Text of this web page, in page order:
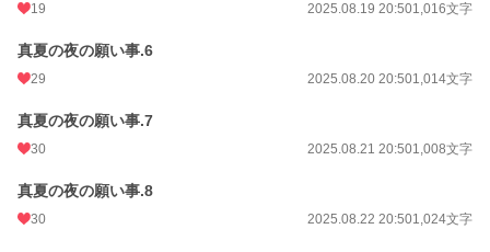
19 2025.08.19 20:501,016文字
真夏の夜の願い事.6
29 2025.08.20 20:501,014文字
真夏の夜の願い事.7
30 2025.08.21 20:501,008文字
真夏の夜の願い事.8
30 2025.08.22 20:501,024文字